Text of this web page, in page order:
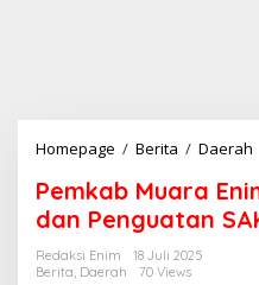
Homepage / Berita / Daerah
a
Pemkab Muara
dan Penguatan
Redaksi Enim
18 Juli 2025
Berita, Daerah 70 Views